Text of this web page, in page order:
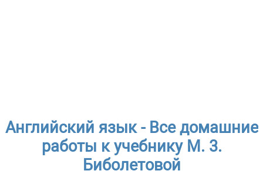
Английский язык - Все домашние
работы к учебнику М. 3.
Биболетовой